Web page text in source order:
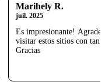
Marihely R.
juil. 2025
Es impresionante!
visitar estos sitios con
Gracias